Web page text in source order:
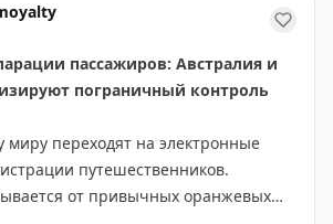
пассажиров: Австралия и
пограничный контроль
миру переходят на электронные
путешественников.
от привычных оранжевых